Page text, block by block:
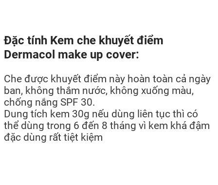
Đặc tính Kem che khuyết điểm
Dermacol make up cover:
Che được khuyết điểm này hoàn toàn cả ngày
ban, không thắm nước, không xuống màu,
chống nắng SPF 30.
Dung tích kem 30g nếu dùng liên tục thì có
thể dùng trong 6 đến 8 tháng vì kem khá đậm
đặc dùng rất tiệt kiệm